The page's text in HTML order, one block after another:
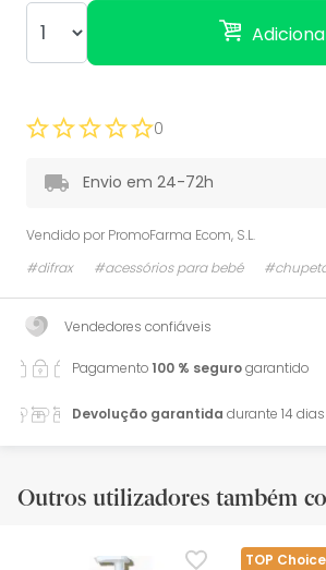
0
Envio em 24-72h
Vendido por PromoFarma Ecom, S.L.
#difrax
#acessórios para bebé
Vendedores confiáveis
Pagamento100 % segurogarantido
Devolução garantida durante 14 dias
Outros utilizadores também
TOP Choice